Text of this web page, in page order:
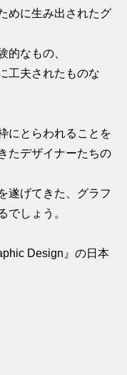
めに生み出されたグ
的なもの、
工夫されたものな
にとらわれることを
たデザイナーたちの
遂げてきた、グラフ
でしょう。
Design』の日本